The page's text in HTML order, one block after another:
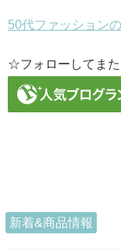
50代ファッション
☆フォローしてまた
新着&商品情報